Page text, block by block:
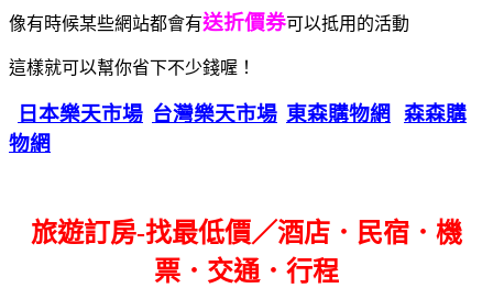
像有時候某些網站都會有送折價券可以抵用的活動
這樣就可以幫你省下不少錢喔！
日本樂天市場 台灣樂天市場 東森購物網
森森購
物網
旅遊訂房-找最低價／酒店．民宿．機
票．交通．行程